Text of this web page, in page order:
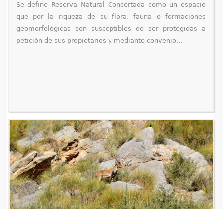
Se define Reserva Natural Concertada como un espacio
que por la riqueza de su flora, fauna o formaciones
geomorfológicas son susceptibles de ser protegidas a
petición de sus propietarios y mediante convenio...